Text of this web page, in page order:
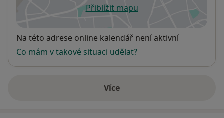
Přiblížit mapuse otevře v nové záložce
Dostupnost
Na této adrese online kalendář není aktivní
Co mám v takové situaci udělat?
Víceo adrese